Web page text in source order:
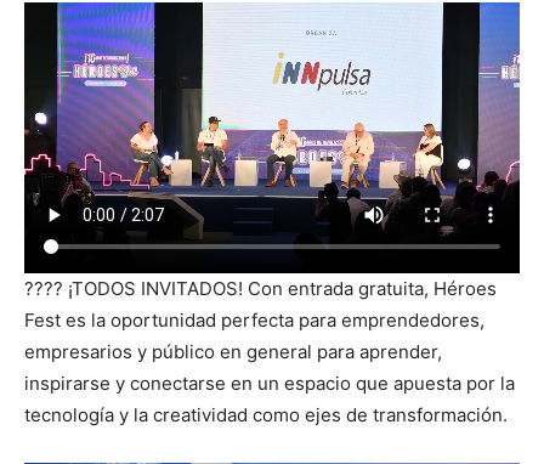
???? ¡TODOS INVITADOS! Con entrada gratuita, Héroes
Fest es la oportunidad perfecta para emprendedores,
empresarios y público en general para aprender,
inspirarse y conectarse en un espacio que apuesta por la
tecnología y la creatividad como ejes de transformación.